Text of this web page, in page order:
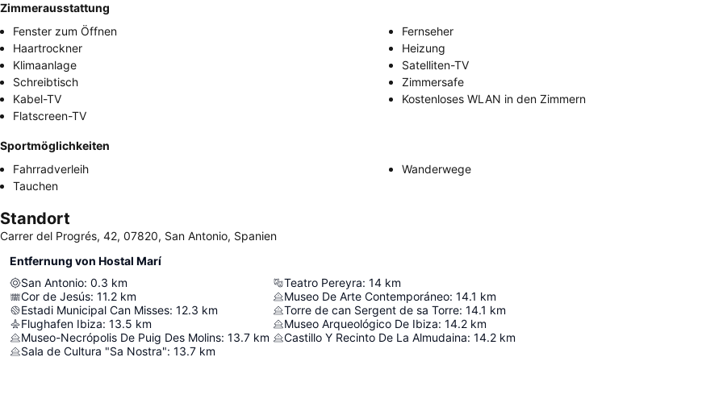
Zimmerausstattung
Fenster zum Öffnen
Fernseher
Haartrockner
Heizung
Klimaanlage
Satelliten-TV
Schreibtisch
Zimmersafe
Kabel-TV
Kostenloses WLAN in den Zimmern
Flatscreen-TV
Sportmöglichkeiten
Fahrradverleih
Wanderwege
Tauchen
Standort
Carrer del Progrés, 42, 07820, San Antonio, Spanien
Entfernung von Hostal Marí
San Antonio: 0.3 km
Cor de Jesús: 11.2 km
Estadi Municipal Can Misses: 12.3 km
Flughafen Ibiza: 13.5 km
Museo-Necrópolis De Puig Des Molins: 13.7 km
Sala de Cultura "Sa Nostra": 13.7 km
Teatro Pereyra: 14 km
Museo De Arte Contemporáneo: 14.1 km
Torre de can Sergent de sa Torre: 14.1 km
Museo Arqueológico De Ibiza: 14.2 km
Castillo Y Recinto De La Almudaina: 14.2 km